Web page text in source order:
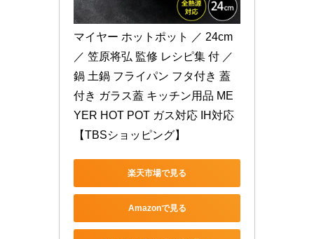
マイヤー ホットポット ／ 24cm
／ 笠原将弘 監修 レシピ集 付 ／
鍋 土鍋 フライパン フタ付き 蓋
付き ガラス蓋 キッチン用品 ME
YER HOT POT ガス対応 IH対応
【TBSショッピング】
楽天市場で見る
Amazonで見る